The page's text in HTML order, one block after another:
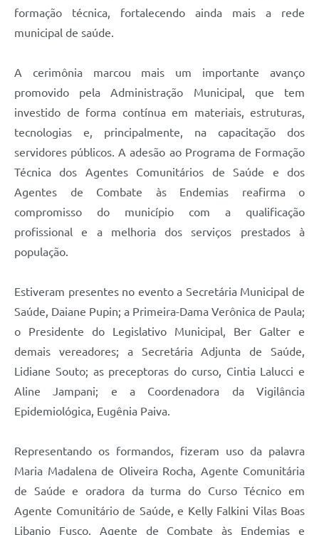
formação técnica, fortalecendo ainda mais a rede
municipal de saúde.
A cerimônia marcou mais um importante avanço
promovido pela Administração Municipal, que tem
investido de forma contínua em materiais, estruturas,
tecnologias e, principalmente, na capacitação dos
servidores públicos. A adesão ao Programa de Formação
Técnica dos Agentes Comunitários de Saúde e dos
Agentes de Combate às Endemias reafirma o
compromisso do município com a qualificação
profissional e a melhoria dos serviços prestados à
população.
Estiveram presentes no evento a Secretária Municipal de
Saúde, Daiane Pupin; a Primeira-Dama Verônica de Paula;
o Presidente do Legislativo Municipal, Ber Galter e
demais vereadores; a Secretária Adjunta de Saúde,
Lidiane Souto; as preceptoras do curso, Cintia Lalucci e
Aline Jampani; e a Coordenadora da Vigilância
Epidemiológica, Eugênia Paiva.
Representando os formandos, fizeram uso da palavra
Maria Madalena de Oliveira Rocha, Agente Comunitária
de Saúde e oradora da turma do Curso Técnico em
Agente Comunitário de Saúde, e Kelly Falkini Vilas Boas
Libanio Fusco, Agente de Combate às Endemias e